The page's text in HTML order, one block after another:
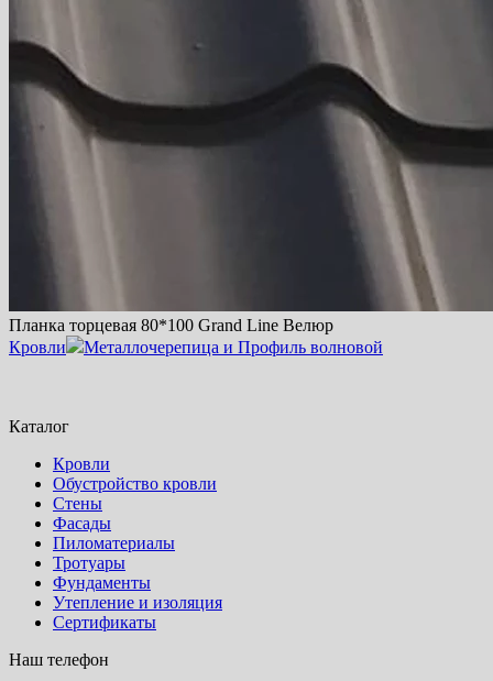
Планка торцевая 80*100 Grand Line Велюр
Кровли
Металлочерепица и Профиль волновой
Каталог
Кровли
Обустройство кровли
Стены
Фасады
Пиломатериалы
Тротуары
Фундаменты
Утепление и изоляция
Сертификаты
Наш телефон